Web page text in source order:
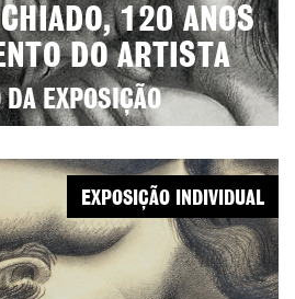
120 ANOS
DO ARTISTA
DA EXPOSIÇÃO
EXPOSIÇÃO INDIVIDUAL